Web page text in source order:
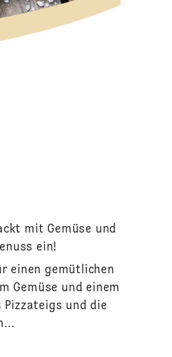
mit Gemüse und
ein!
einen gemütlichen
Gemüse und einem
und die